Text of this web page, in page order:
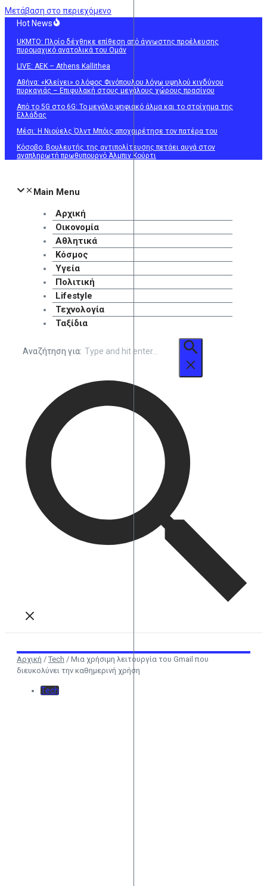
Μετάβαση στο περιεχόμενο
Hot News
UKMTO: Πλοίο δέχθηκε επίθεση από άγνωστης προέλευσης
πυρομαχικό ανατολικά του Ομάν
LIVE: ΑΕΚ – Athens Kallithea
Αθήνα: «Κλείνει» ο λόφος Φινόπουλου λόγω υψηλού κινδύνου
πυρκαγιάς – Επιφυλακή στους μεγάλους χώρους πρασίνου
Από το 5G στο 6G: Το μεγάλο ψηφιακό άλμα και το στοίχημα της
Ελλάδας
Μέσι: Η Νιούελς Όλντ Μπόις αποχαιρέτησε τον πατέρα του
Κόσοβο: Βουλευτής της αντιπολίτευσης πετάει αυγά στον
αναπληρωτή πρωθυπουργό Άλμπιν Κούρτι
Main Menu
Αρχική
Οικονομία
Αθλητικά
Κόσμος
Υγεία
Πολιτική
Lifestyle
Τεχνολογία
Ταξίδια
Αναζήτηση για:
Αρχική / Tech / Μια χρήσιμη λειτουργία του Gmail που
διευκολύνει την καθημερινή χρήση
Tech